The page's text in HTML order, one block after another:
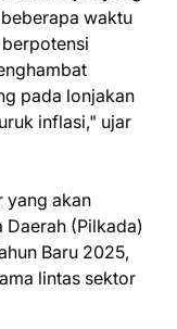
waktu
pada lonjakan
inflasi," ujar
yang akan
Daerah (Pilkada)
Baru 2025,
lintas sektor